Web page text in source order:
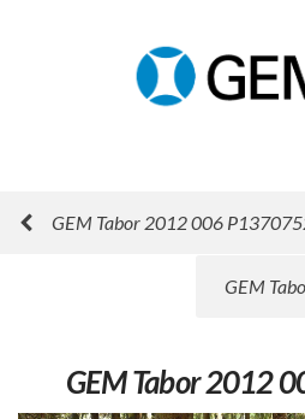
GEM Tabor 2012 006
GEM
GEM Tabor 2012